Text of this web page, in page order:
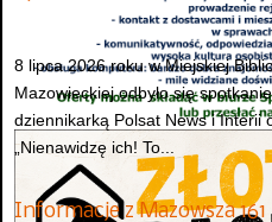
8 lipca 2026 roku w Miejskiej
Mazowieckiej odbyło się
dziennikarką Polsat News i Interii
„Nienawidzę ich! To...
Informacje z Mazowsza 161